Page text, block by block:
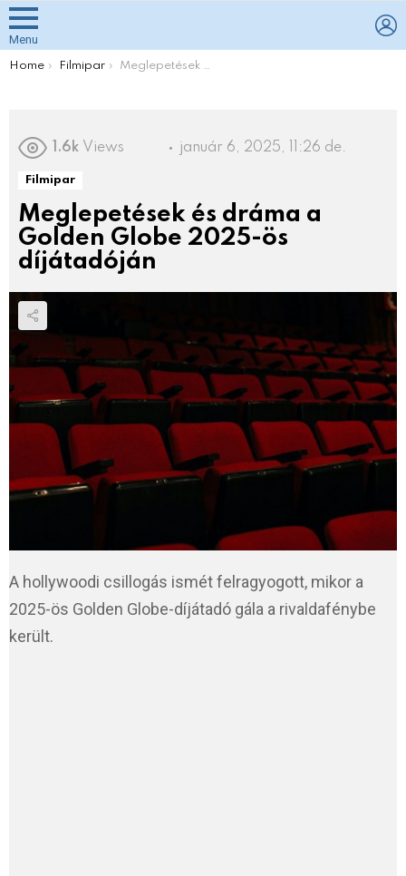
Menu
You are here:
Home Filmipar Meglepetések és dráma a Golden Globe 2025-ös díjátadóján
1.6k Views január 6, 2025, 11:26 de.
Filmipar
Meglepetések és dráma a
Golden Globe 2025-ös
díjátadóján
A hollywoodi csillogás ismét felragyogott, mikor a
2025-ös Golden Globe-díjátadó gála a rivaldafénybe
került.